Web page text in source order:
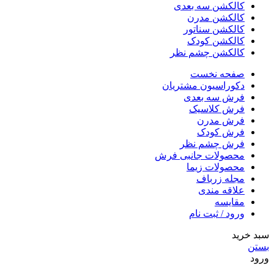
کالکشن سه بعدی
کالکشن مدرن
کالکشن سناتور
کالکشن کودک
کالکشن چشم نظر
صفحه نخست
دکوراسیون مشتریان
فرش سه بعدی
فرش کلاسیک
فرش مدرن
فرش کودک
فرش چشم نظر
محصولات جانبی فرش
محصولات زیما
مجله زرباف
علاقه مندی
مقایسه
ورود / ثبت نام
سبد خرید
بستن
ورود